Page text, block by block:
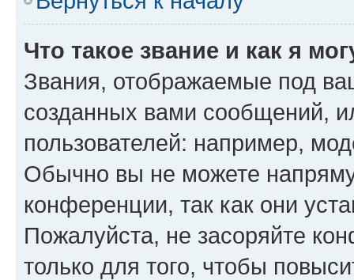
Что такое звание и как я
Звания, отображаемые под
созданных вами сообщений,
пользователей: например,
Обычно вы не можете
конференции, так как они
Пожалуйста, не засоряйте
только для того, чтобы